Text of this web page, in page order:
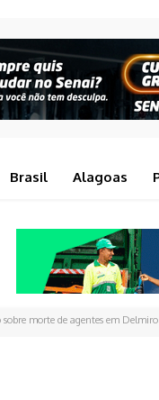
Brasil Alagoas
morte de agentes em